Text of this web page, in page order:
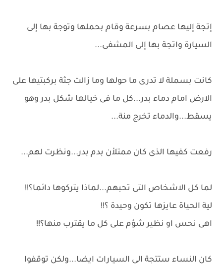
إتجة إليها عصام بسرعة وقام بحملها وتوجة بها إلى
السيارة واتجة بها إلى المشفى...
كانت بسملة لا تدرى ما حولها وما زالت جثة بركبتيها على
الارض امام دماء بدر...كل ما فى خيالها شكل بدر وهو
يسقط...والدماء تخرج منة...
رفعت كفيها الذى كان ممتلأن بدم بدر...ونظرت لهم...
لما كل الاشخاص التى تحبهم...لماذا يتركوها دائما؟!!
لية الحياة عايزها تكون وحيدة ؟!!
اهى نحس او نظير شؤم على كل ما يقترب منها؟!!
كان النساء ستتجة الى السيارات ايضا...ولكن توقفوا